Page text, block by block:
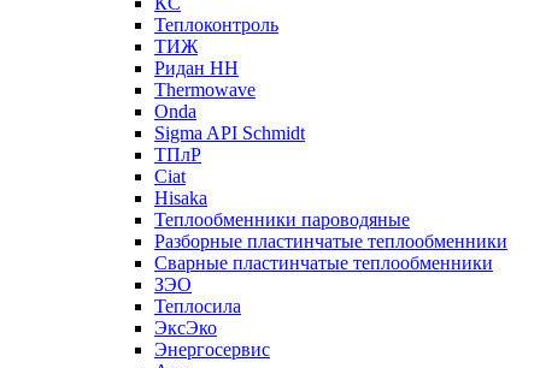
Теплоконтроль
ТИЖ
Ридан НН
Thermowave
Onda
Sigma API Schmidt
ТПлР
Ciat
Hisaka
Теплообменники пароводяные
Разборные пластинчатые теплообменники
Сварные пластинчатые теплообменники
ЗЭО
Теплосила
ЭксЭко
Энергосервис